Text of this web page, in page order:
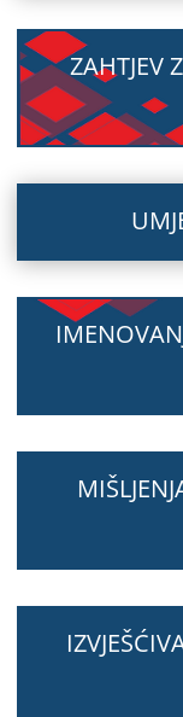
ZAHTJEV